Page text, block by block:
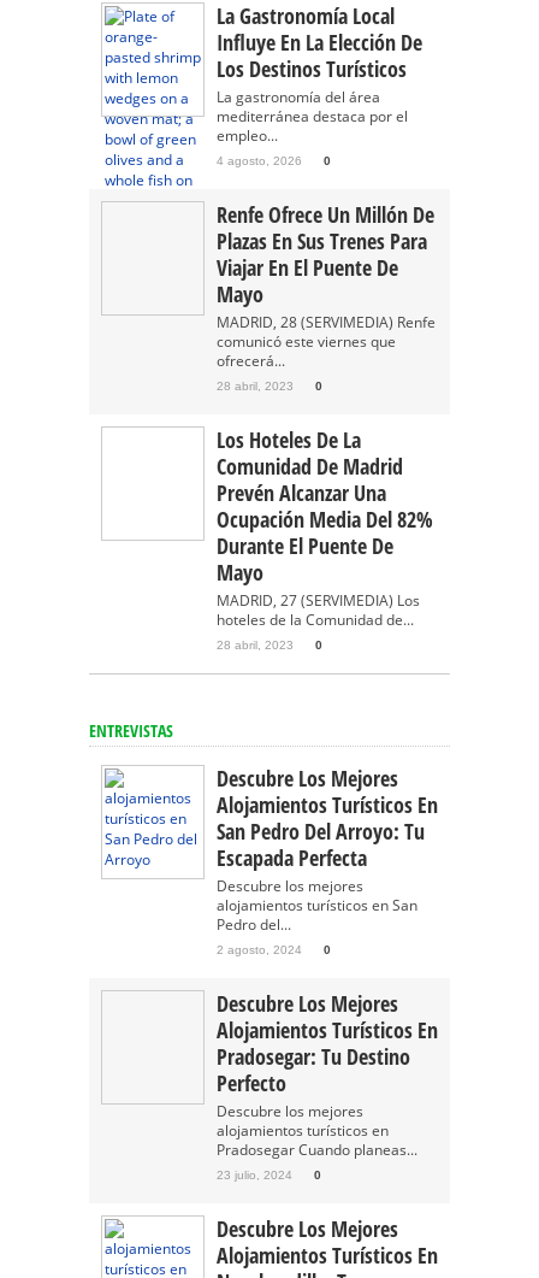
La Gastronomía Local
Influye En La Elección De
Los Destinos Turísticos
La gastronomía del área
mediterránea destaca por el
empleo...
4 agosto, 2026 0
Renfe Ofrece Un Millón De
Plazas En Sus Trenes Para
Viajar En El Puente De
Mayo
MADRID, 28 (SERVIMEDIA) Renfe
comunicó este viernes que
ofrecerá...
28 abril, 2023 0
Los Hoteles De La
Comunidad De Madrid
Prevén Alcanzar Una
Ocupación Media Del 82%
Durante El Puente De
Mayo
MADRID, 27 (SERVIMEDIA) Los
hoteles de la Comunidad de...
28 abril, 2023 0
ENTREVISTAS
Descubre Los Mejores
Alojamientos Turísticos En
San Pedro Del Arroyo: Tu
Escapada Perfecta
Descubre los mejores
alojamientos turísticos en San
Pedro del...
2 agosto, 2024 0
Descubre Los Mejores
Alojamientos Turísticos En
Pradosegar: Tu Destino
Perfecto
Descubre los mejores
alojamientos turísticos en
Pradosegar Cuando planeas...
23 julio, 2024 0
Descubre Los Mejores
Alojamientos Turísticos En